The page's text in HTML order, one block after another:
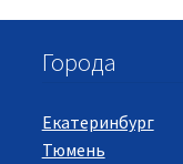
Города
Екатеринбург
Тюмень